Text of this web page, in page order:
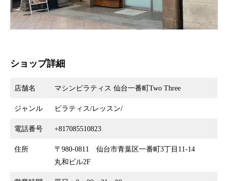
ショップ詳細
店舗名 マシンピラティス 仙台一番町Two Three
ジャンル ピラティス/レッスン/
電話番号 +817085510823
住所
〒980-0811 仙台市青葉区一番町3丁目11-14
丸和ビル2F